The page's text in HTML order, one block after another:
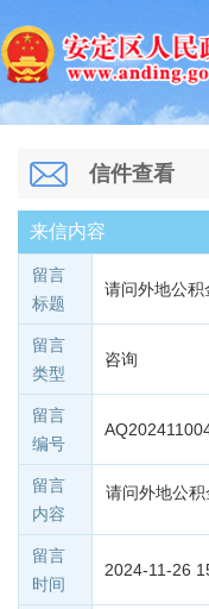
信件查看
来信内容
留言
标题
请问外地公积
留言
类型
咨询
留言
编号
留言
内容
请问外地公
留言
时间
2024-11-26